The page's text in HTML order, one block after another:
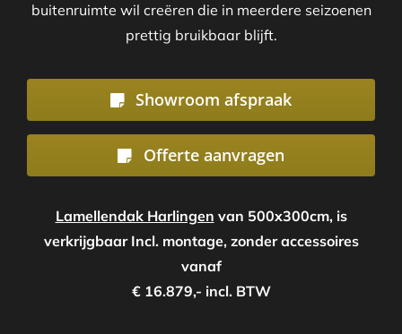
buitenruimte wil creëren die in meerdere seizoenen
prettig bruikbaar blijft.
Showroom afspraak
Offerte aanvragen
Lamellendak Harlingen van 500x300cm, is
verkrijgbaar Incl. montage, zonder accessoires
vanaf
€ 16.879,- incl. BTW